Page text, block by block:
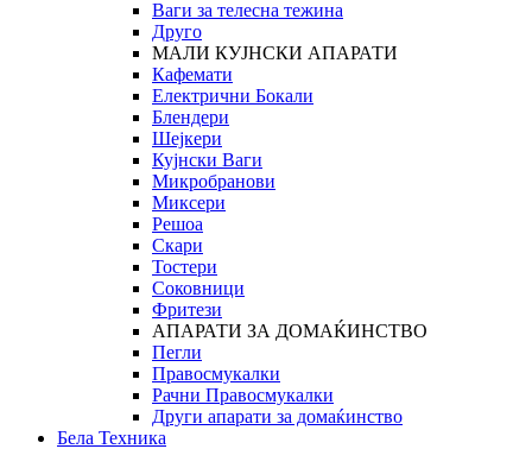
Ваги за телесна тежина
Друго
МАЛИ КУЈНСКИ АПАРАТИ
Кафемати
Електрични Бокали
Блендери
Шејкери
Кујнски Ваги
Микробранови
Миксери
Решоа
Скари
Тостери
Соковници
Фритези
АПАРАТИ ЗА ДОМАЌИНСТВО
Пегли
Правосмукалки
Рачни Правосмукалки
Други апарати за домаќинство
Бела Техника